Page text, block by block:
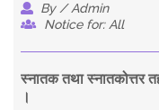
By / Admin
Notice for: All
स्नातक तथा स्नातकोत्तर
।